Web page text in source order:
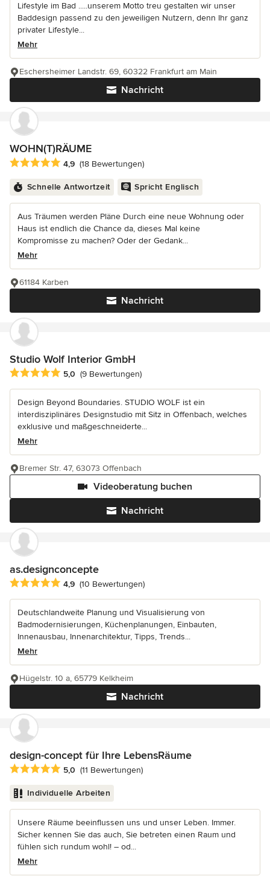
Lifestyle im Bad .....unserem Motto treu gestalten wir unser
Baddesign passend zu den jeweiligen Nutzern, denn Ihr ganz
privater Lifestyle...
Mehr
Nachricht
Eschersheimer Landstr. 69, 60322 Frankfurt am Main
WOHN(T)RÄUME
Durchschnittliche Bewertung: 4.9 von 5 Sternen
4,9 (18 Bewertungen)
Schnelle Antwortzeit Spricht Englisch
Aus Träumen werden Pläne Durch eine neue Wohnung oder
Haus ist endlich die Chance da, dieses Mal keine
Kompromisse zu machen? Oder der Gedank...
Mehr
Nachricht
61184 Karben
Studio Wolf Interior GmbH
Durchschnittliche Bewertung: 5 von 5 Sternen
5,0 (9 Bewertungen)
Design Beyond Boundaries. STUDIO WOLF ist ein
interdisziplinäres Designstudio mit Sitz in Offenbach, welches
exklusive und maßgeschneiderte...
Mehr
Nachricht
Videoberatung buchen
Bremer Str. 47, 63073 Offenbach
as.designconcepte
Durchschnittliche Bewertung: 4.9 von 5 Sternen
4,9 (10 Bewertungen)
Deutschlandweite Planung und Visualisierung von
Badmodernisierungen, Küchenplanungen, Einbauten,
Innenausbau, Innenarchitektur, Tipps, Trends...
Mehr
Nachricht
Hügelstr. 10 a, 65779 Kelkheim
design-concept für Ihre LebensRäume
Durchschnittliche Bewertung: 5 von 5 Sternen
5,0 (11 Bewertungen)
Individuelle Arbeiten
Unsere Räume beeinflussen uns und unser Leben. Immer.
Sicher kennen Sie das auch, Sie betreten einen Raum und
fühlen sich rundum wohl! – od...
Mehr